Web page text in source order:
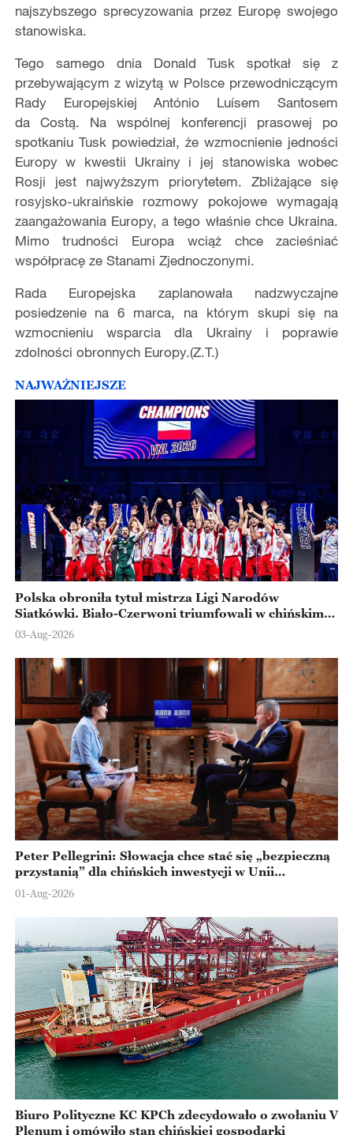
najszybszego sprecyzowania przez Europę swojego
stanowiska.
Tego samego dnia Donald Tusk spotkał się z
przebywającym z wizytą w Polsce przewodniczącym
Rady Europejskiej António Luísem Santosem
da Costą. Na wspólnej konferencji prasowej po
spotkaniu Tusk powiedział, że wzmocnienie jedności
Europy w kwestii Ukrainy i jej stanowiska wobec
Rosji jest najwyższym priorytetem. Zbliżające się
rosyjsko-ukraińskie rozmowy pokojowe wymagają
zaangażowania Europy, a tego właśnie chce Ukraina.
Mimo trudności Europa wciąż chce zacieśniać
współpracę ze Stanami Zjednoczonymi.
Rada Europejska zaplanowała nadzwyczajne
posiedzenie na 6 marca, na którym skupi się na
wzmocnieniu wsparcia dla Ukrainy i poprawie
zdolności obronnych Europy.(Z.T.)
NAJWAŻNIEJSZE
Polska obroniła tytuł mistrza Ligi Narodów
Siatkówki. Biało-Czerwoni triumfowali w chińskim
Ningbo
03-Aug-2026
Peter Pellegrini: Słowacja chce stać się „bezpieczną
przystanią” dla chińskich inwestycji w Unii
Europejskiej
01-Aug-2026
Biuro Polityczne KC KPCh zdecydowało o zwołaniu V
Plenum i omówiło stan chińskiej gospodarki